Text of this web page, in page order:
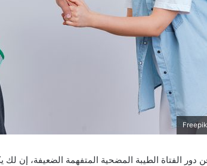
دور الفتاة الطيبة المضحية المتفهمة الضعيفة، إن